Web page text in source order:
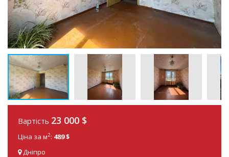
Вартість 23 000 $
Ціна за м2: 489 $
Дніпро